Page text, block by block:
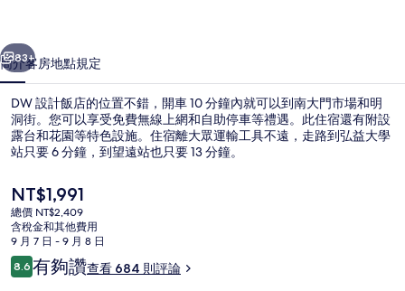
片
集
個 下一個
83+
簡介客房地點規定
DW 設計飯店的位置不錯，開車 10 分鐘內就可以到南大門市場和明
洞街。您可以享受免費無線上網和自助停車等禮遇。此住宿還有附設
露台和花園等特色設施。住宿離大眾運輸工具不遠，走路到弘益大學
站只要 6 分鐘，到望遠站也只要 13 分鐘。
目
前
的
價
格
是
NT$1,991
總價 NT$2,409
含稅金和其他費用
9 月 7 日 - 9 月 8 日
評
論
8.68.6 分，滿分 10 分，
有夠讚查看 684 則評論